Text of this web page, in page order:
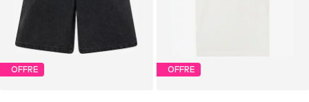
OFFRE OFFRE